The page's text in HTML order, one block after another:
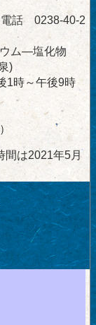
話 0238-40-2
ム―塩化物
)
時～午後9時
間は2021年5月